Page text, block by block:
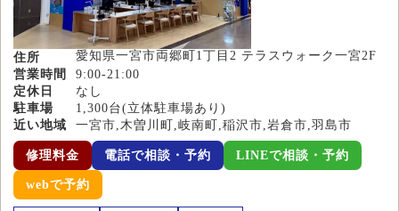
住所
愛知県一宮市両郷町1丁目2 テラスウォーク一宮2F
営業時間
9:00-21:00
定休日
なし
駐車場
1,300台(立体駐車場あり)
近い地域
一宮市,木曽川町,岐南町,稲沢市,岩倉市,羽島市
修理料金 電話で相談・予約 LINEで相談・予約
webで予約